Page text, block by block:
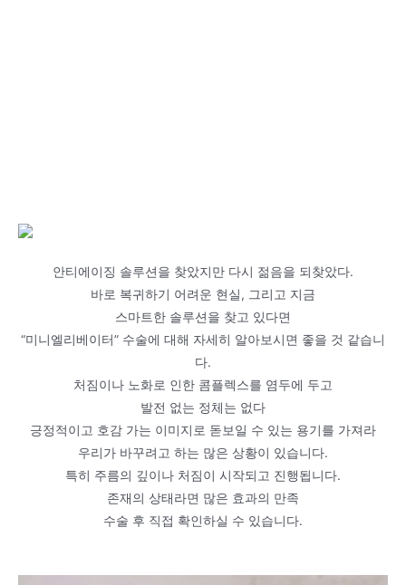
안티에이징 솔루션을 찾았지만 다시 젊음을 되찾았다.
바로 복귀하기 어려운 현실, 그리고 지금
스마트한 솔루션을 찾고 있다면
“미니엘리베이터” 수술에 대해 자세히 알아보시면 좋을 것 같습니
다.
처짐이나 노화로 인한 콤플렉스를 염두에 두고
발전 없는 정체는 없다
긍정적이고 호감 가는 이미지로 돋보일 수 있는 용기를 가져라
우리가 바꾸려고 하는 많은 상황이 있습니다.
특히 주름의 깊이나 처짐이 시작되고 진행됩니다.
존재의 상태라면 많은 효과의 만족
수술 후 직접 확인하실 수 있습니다.